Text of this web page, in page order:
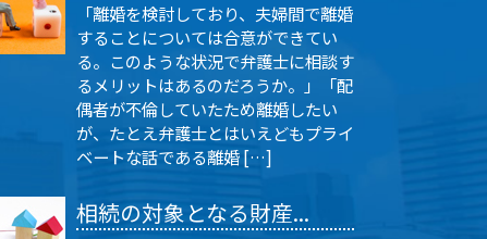
「離婚を検討しており、夫婦間で離婚
することについては合意ができてい
る。このような状況で弁護士に相談す
るメリットはあるのだろうか。」「配
偶者が不倫していたため離婚したい
が、たとえ弁護士とはいえどもプライ
ベートな話である離婚 […]
相続の対象となる財産...